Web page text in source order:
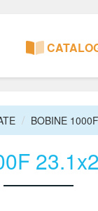
BOBINE 1000F